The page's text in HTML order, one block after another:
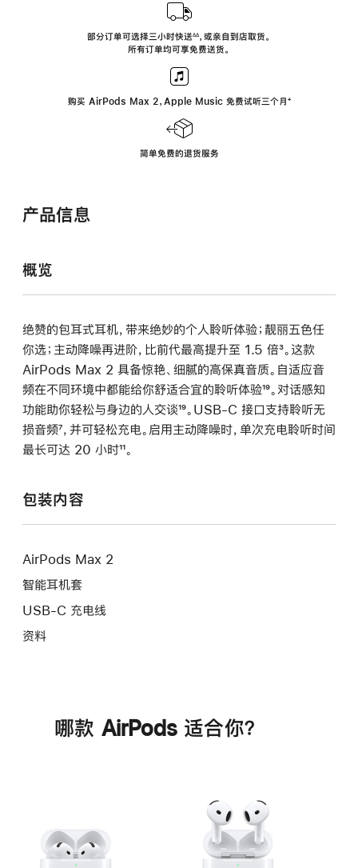
中
部分订单可选择三小时快送∆∆， 或亲自到店取货。
所有订单均可享免费送货。
购买 AirPods Max 2，Apple Music 免费试听三个月 ‍脚
‍⁺
简单免费的退货服务
产品信息
概览
绝赞的包耳式耳机，带来绝妙的个人聆听体验；靓丽五色任
你选；主动降噪再进阶，比前代最高提升至 1.5 倍脚
注
³。这款
AirPods Max 2 具备惊艳、细腻的高保真音质。自适应音
频在不同环境中都能给你舒适合宜的聆听体验脚
注
¹⁹。对话感知
功能助你轻松与身边的人交谈脚
注
¹⁹。USB-C 接口支持聆听无
损音频脚
注
⁷，并可轻松充电。启用主动降噪时，单次充电聆听时间
最长可达 20 小时脚
¹¹。
包装内容
AirPods Max 2
智能耳机套
USB-C 充电线
资料
哪款 AirPods 适合你？